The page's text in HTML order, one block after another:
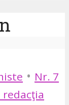
• Nr. 7